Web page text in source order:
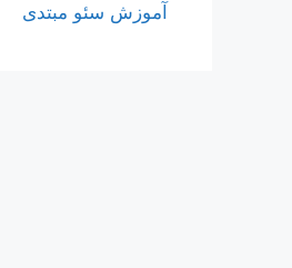
آموزش سئو مبتدی